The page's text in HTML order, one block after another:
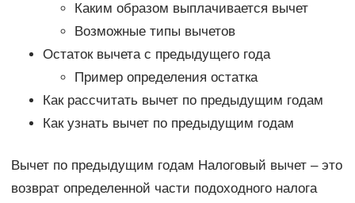
Каким образом выплачивается вычет
Возможные типы вычетов
Остаток вычета с предыдущего года
Пример определения остатка
Как рассчитать вычет по предыдущим годам
Как узнать вычет по предыдущим годам
Вычет по предыдущим годам Налоговый вычет – это
возврат определенной части подоходного налога